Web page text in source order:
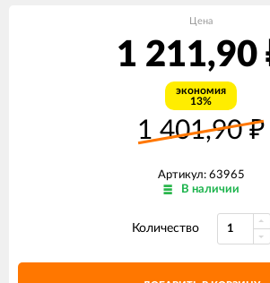
Цена
1 211,90
экономия
13%
1 401,90₽
Артикул: 63965
В наличии
Количество